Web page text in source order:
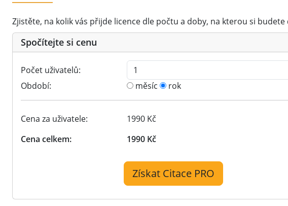
Zjistěte, na kolik vás přijde licence dle počtu a doby, na kterou si
Spočítejte si cenu
Počet uživatelů:
Období:
měsíc rok
Cena za uživatele:
1990 Kč
Cena celkem:
1990 Kč